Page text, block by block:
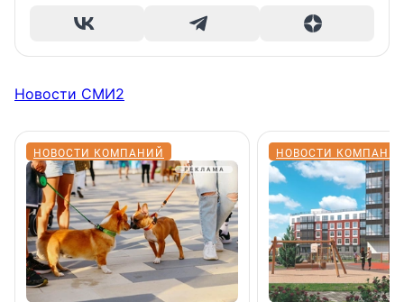
Новости СМИ2
НОВОСТИ КОМПАНИЙ НОВОСТИ